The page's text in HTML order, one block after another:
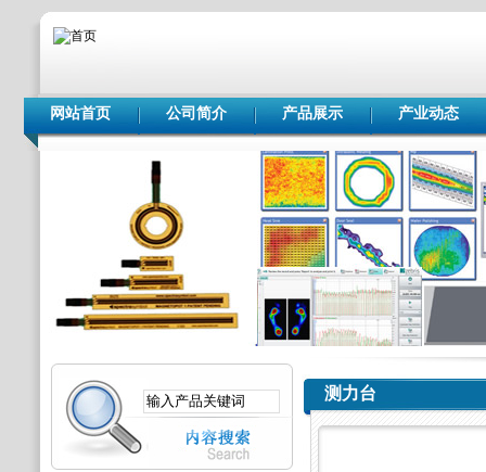
网站首页 公司简介 产品展示 产业动态
测力台